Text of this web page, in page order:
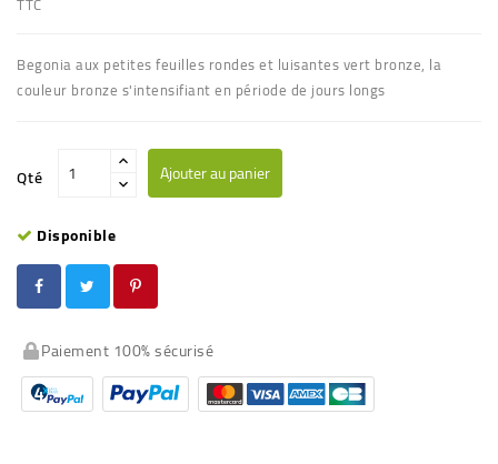
Begonia aux petites feuilles rondes et luisantesvert bronze, la
couleur bronze s'intensifiant en période de jours longs
Qté Ajouter au panier
Disponible
Paiement 100% sécurisé